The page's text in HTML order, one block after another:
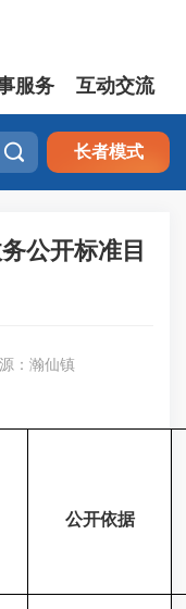
服务 互动交流
 长者模式
公开标准目
：瀚仙镇
公开依据